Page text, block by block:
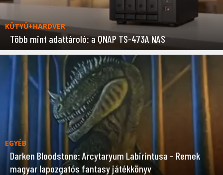
KÜTYÜ+HARDVER
Több mint adattároló: a QNAP TS-473A NAS
EGYÉB
Darken Bloodstone: Arcytaryum Labirintusa – Remek
magyar lapozgatós fantasy játékkönyv